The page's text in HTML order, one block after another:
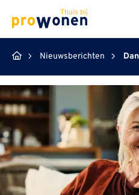
ProWonen
Nieuwsberichten Dankzij